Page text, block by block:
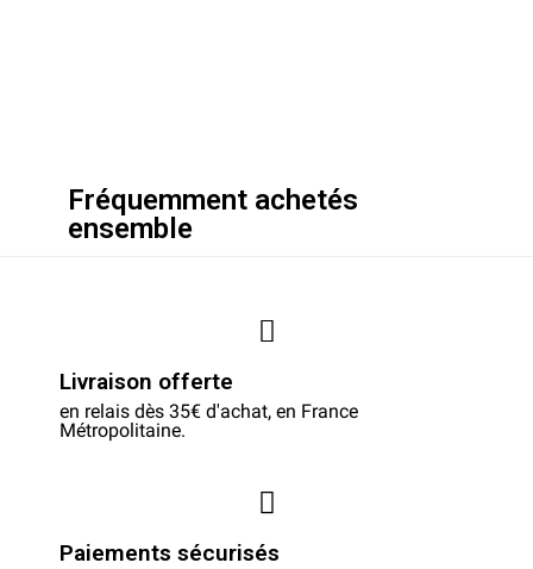
Fréquemment achetés
ensemble
Livraison offerte
en relais dès 35€ d'achat, en France
Métropolitaine.
Paiements sécurisés